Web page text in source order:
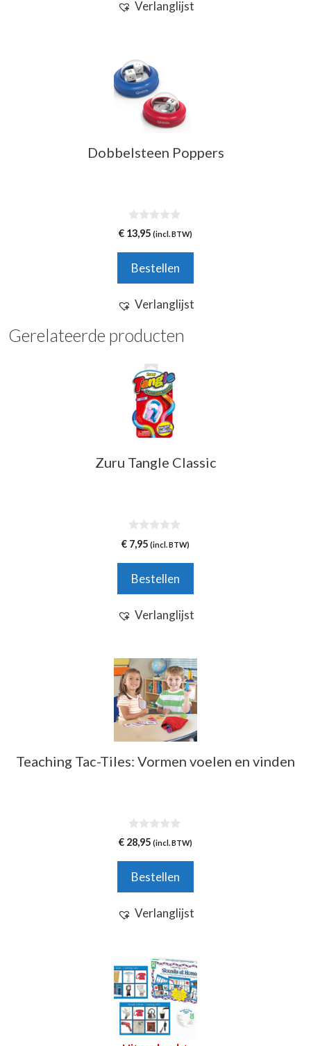
Verlanglijst
Dobbelsteen Poppers
0
v
5
€ 13,95 (incl. BTW)
Bestellen
Verlanglijst
Gerelateerde producten
Zuru Tangle Classic
0
v
5
€ 7,95 (incl. BTW)
Bestellen
Verlanglijst
Teaching Tac-Tiles: Vormen voelen en vinden
0
v
5
€ 28,95 (incl. BTW)
Bestellen
Verlanglijst